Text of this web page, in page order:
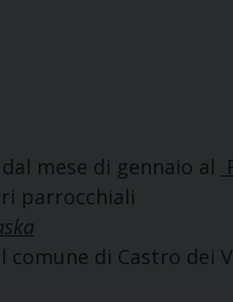
mese di gennaio al
parrocchiali
comune di Castro dei